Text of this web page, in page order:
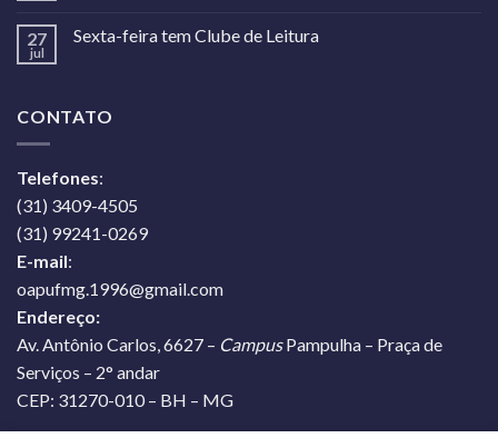
27
jul
Sexta-feira tem Clube de Leitura
CONTATO
Telefones:
(31) 3409-4505
(31) 99241-0269
E-mail:
oapufmg.1996@gmail.com
Endereço:
Av. Antônio Carlos, 6627 – CampusPampulha – Praça de
Serviços – 2° andar
CEP: 31270-010 – BH – MG